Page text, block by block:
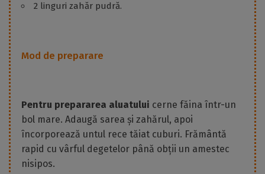
2 linguri zahăr pudră.
Mod de preparare
Pentru prepararea aluatului cerne făina într-un
bol mare. Adaugă sarea și zahărul, apoi
încorporează untul rece tăiat cuburi. Frământă
rapid cu vârful degetelor până obții un amestec
nisipos.